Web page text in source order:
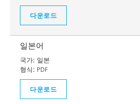
다운로드
일본어
국가: 일본
형식: PDF
다운로드